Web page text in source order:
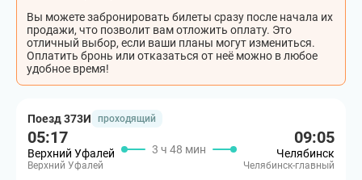
Вы можете забронировать билеты сразу после начала их
продажи, что позволит вам отложить оплату. Это
отличный выбор, если ваши планы могут измениться.
Оплатить бронь или отказаться от неё можно в любое
удобное время!
Поезд 373И проходящий
05:17
Верхний Уфалей
Верхний Уфалей
3 ч 48 мин
09:05
Челябинск
Челябинск-главный